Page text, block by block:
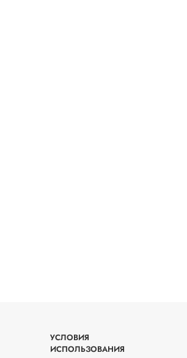
УСЛОВИЯ
ИСПОЛЬЗОВАНИЯ